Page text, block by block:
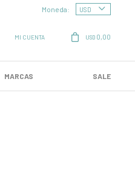
MARCAS SALE
USD 0,00
Moneda: